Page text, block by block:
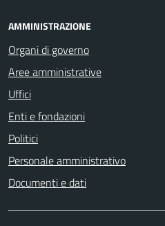
AMMINISTRAZIONE
Organi di governo
Aree amministrative
Uffici
Enti e fondazioni
Politici
Personale amministrativo
Documenti e dati